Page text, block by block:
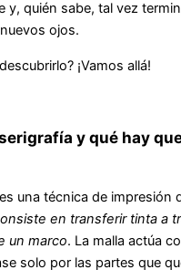
y, quién sabe, tal vez
ojos.
¡Vamos allá!
y qué hay
es una técnica de impresión
en transferir tinta a
un marco. La malla actúa
solo por las partes que